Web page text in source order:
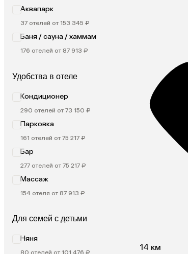
Аквапарк
37 отелей от 153 345 ₽
Баня / сауна / хаммам
176 отелей от 87 913 ₽
Удобства в отеле
Кондиционер
290 отелей от 73 150 ₽
Парковка
161 отелей от 75 217 ₽
Бар
277 отелей от 75 217 ₽
Массаж
154 отеля от 87 913 ₽
Для семей с детьми
Няня
14 км